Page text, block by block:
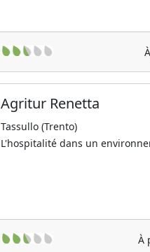
Agritur Renetta
Tassullo (Trento)
L'hospitalité dans un
À